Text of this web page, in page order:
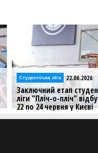
Студентська ліга 22.06.2026
Заключний етап
ліги "Пліч-о-пліч"
22 по 24 червня у Києві
Матчі зіграють у